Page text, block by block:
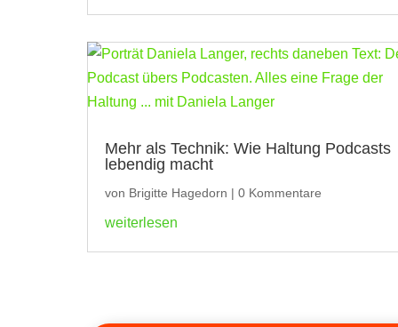
Mehr als Technik: Wie Haltung Podcasts
lebendig macht
von Brigitte Hagedorn | 0 Kommentare
weiterlesen